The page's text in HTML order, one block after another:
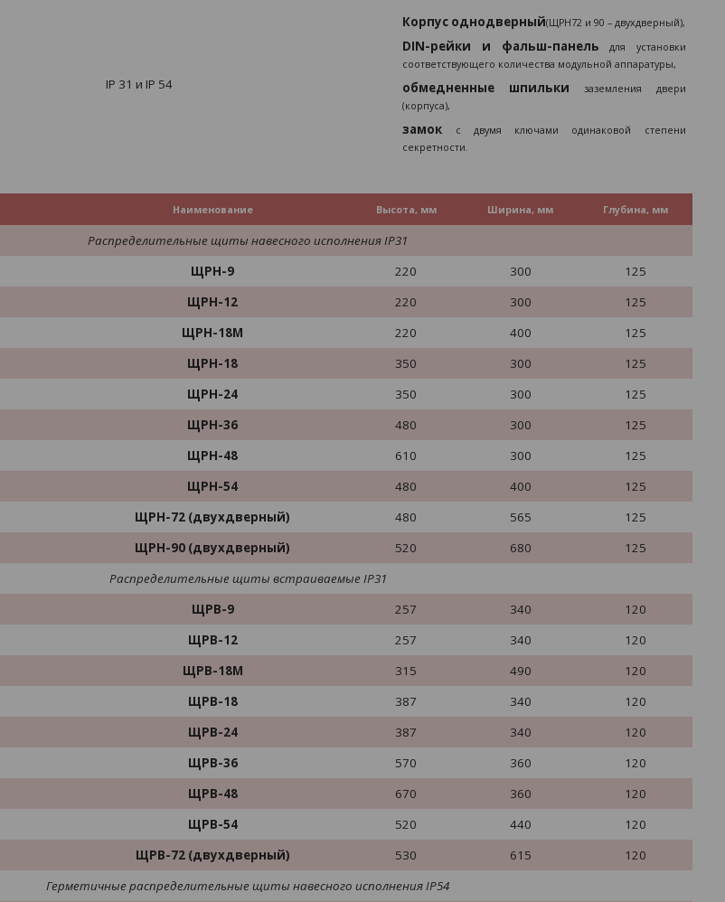
IP 31 и IP 54
Корпус однодверный(ЩРН72 и 90 – двухдверный),
DIN-рейки и фальш-панель
для установки
соответствующего количества модульной аппаратуры,
обмедненные шпильки
заземления двери
(корпуса),
замок
с двумя ключами одинаковой степени
секретности.
Наименование Высота, мм Ширина, мм Глубина, мм
Распределительные щиты навесного исполнения IP31
ЩРН-9 220 300
125
ЩРН-12 220 300
125
ЩРН-18М 220 400
125
ЩРН-18 350 300
125
ЩРН-24 350 300
125
ЩРН-36 480 300
125
ЩРН-48 610 300
125
ЩРН-54 480 400
125
ЩРН-72 (двухдверный) 480 565
125
ЩРН-90 (двухдверный) 520 680
125
Распределительные щиты встраиваемые IP31
ЩРВ-9 257 340
120
ЩРВ-12 257 340
120
ЩРВ-18М 315 490
120
ЩРВ-18 387 340
120
ЩРВ-24 387 340
120
ЩРВ-36 570 360
120
ЩРВ-48 670 360
120
ЩРВ-54 520 440
120
ЩРВ-72 (двухдверный) 530 615
120
Герметичные распределительные щиты навесного исполнения IP54